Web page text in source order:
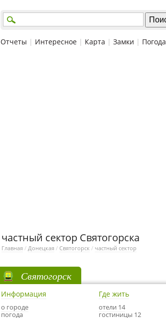
Отчеты | Интересное | Карта | Замки | Погода
частный сектор Святогорска
Главная / Донецкая / Святогорск / частный сектор
Святогорск
Информация
о городе
погода
Где жить
отели 14
гостиницы 12